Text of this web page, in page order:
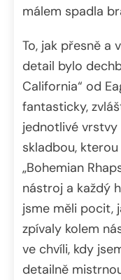
málem spadla
To, jak přesně a
detail bylo
California“ od
fantasticky,
jednotlivé vrstvy
skladbou,
„Bohemian
nástroj a každý
jsme měli pocit,
zpívaly kolem
ve chvíli, kdy
detailně